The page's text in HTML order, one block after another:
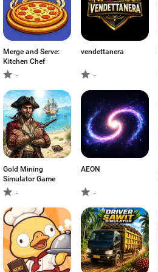
Merge and Serve:
Kitchen Chef
-
vendettanera
-
Gold Mining
Simulator Game
-
AEON
-